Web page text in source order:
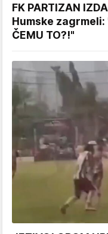
FK PARTIZAN
Humske
ČEMU TO?!"